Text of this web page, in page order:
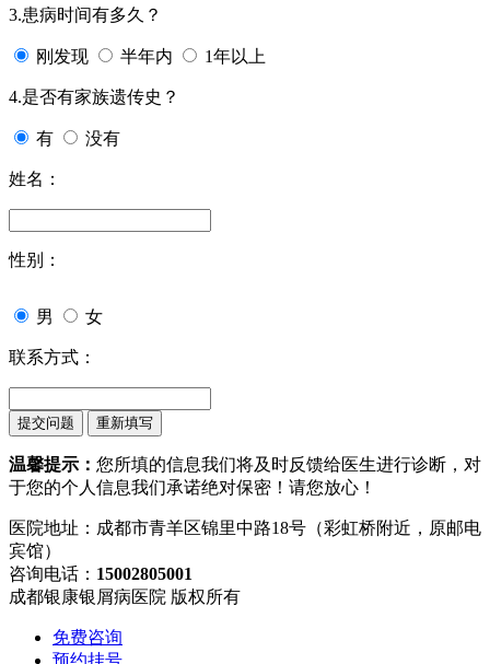
3.患病时间有多久？
刚发现 半年内 1年以上
4.是否有家族遗传史？
有 没有
姓名：
性别：
男 女
联系方式：
温馨提示： 您所填的信息我们将及时反馈给医生进行诊断，对
于您的个人信息我们承诺绝对保密！请您放心！
医院地址：成都市青羊区锦里中路18号（彩虹桥附近，原邮电
宾馆）
咨询电话： 15002805001
成都银康银屑病医院 版权所有
免费咨询